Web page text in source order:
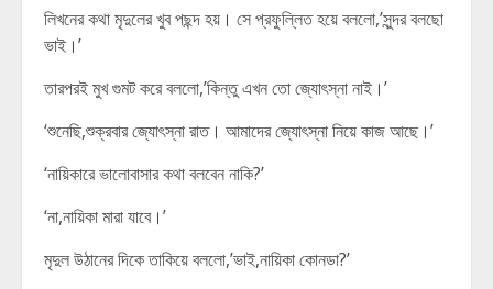
লিখনের কথা মৃদুলের খুব পছন্দ হয়। সে প্রফুল্লিত হয়ে বললো,’সুন্দর বলছো
ভাই।’
তারপরই মুখ গুমট করে বললো,’কিন্তু এখন তো জ্যোৎস্না নাই।’
‘শুনেছি,শুক্রবার জ্যোৎস্না রাত। আমাদের জ্যোৎস্না নিয়ে কাজ আছে।’
‘নায়িকারে ভালোবাসার কথা বলবেন নাকি?’
‘না,নায়িকা মারা যাবে।’
মৃদুল উঠানের দিকে তাকিয়ে বললো,’ভাই,নায়িকা কোনডা?’